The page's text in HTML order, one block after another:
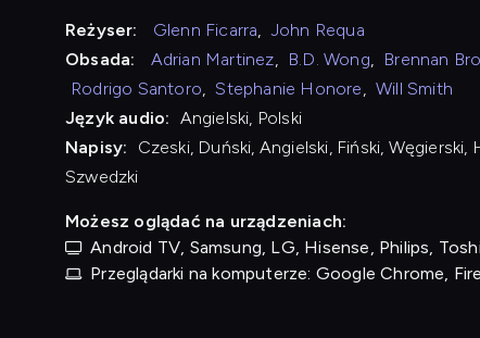
Reżyser: Glenn Ficarra, John Requa
Obsada:
Adrian Martinez, B.D. Wong, Brennan
Rodrigo Santoro, Stephanie Honore, Will Smith
Język audio: Angielski, Polski
Napisy:
Czeski, Duński, Angielski, Fiński,
Szwedzki
Możesz oglądać na urządzeniach:
Android TV, Samsung, LG, Hisense, Philips,
Przeglądarki na komputerze: Google Chrome,